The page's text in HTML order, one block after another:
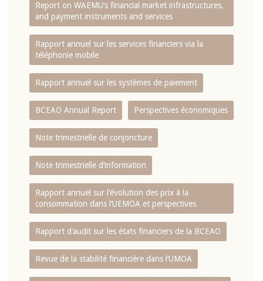
Report on WAEMU’s financial market infrastructures,
and payment instruments and services
Rapport annuel sur les services financiers via la
téléphonie mobile
Rapport annuel sur les systèmes de paiement
BCEAO Annual Report Perspectives économiques
Note trimestrielle de conjoncture
Note trimestrielle d‘information
Rapport annuel sur l‘évolution des prix à la
consommation dans l‘UEMOA et perspectives
Rapport d‘audit sur les états financiers de la BCEAO
Revue de la stabilité financière dans l‘UMOA